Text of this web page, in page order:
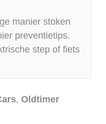
manier stoken
preventietips.
step of fiets
,Oldtimer